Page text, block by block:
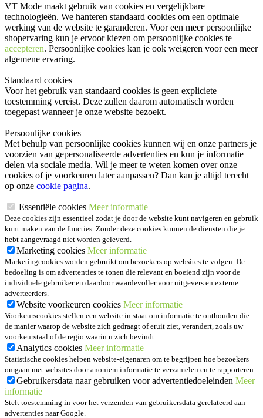
VT Mode maakt gebruik van cookies en vergelijkbare
technologieën. We hanteren standaard cookies om een optimale
werking van de website te garanderen. Voor een meer persoonlijke
shopervaring kun je ervoor kiezen om persoonlijke cookies te
accepteren. Persoonlijke cookies kan je ook weigeren voor een meer
algemene ervaring.
Standaard cookies
Voor het gebruik van standaard cookies is geen expliciete
toestemming vereist. Deze zullen daarom automatisch worden
toegepast wanneer je onze website bezoekt.
Persoonlijke cookies
Met behulp van persoonlijke cookies kunnen wij en onze partners je
voorzien van gepersonaliseerde advertenties en kun je informatie
delen via sociale media. Wil je meer te weten komen over onze
cookies of je voorkeuren later aanpassen? Dan kan je altijd terecht
op onze cookie pagina.
Essentiële cookies Meer informatie
Deze cookies zijn essentieel zodat je door de website kunt navigeren en gebruik
kunt maken van de functies. Zonder deze cookies kunnen de diensten die je
hebt aangevraagd niet worden geleverd.
Marketing cookies Meer informatie
Marketingcookies worden gebruikt om bezoekers op websites te volgen. De
bedoeling is om advertenties te tonen die relevant en boeiend zijn voor de
individuele gebruiker en daardoor waardevoller voor uitgevers en externe
adverteerders.
Website voorkeuren cookies Meer informatie
Voorkeurscookies stellen een website in staat om informatie te onthouden die
de manier waarop de website zich gedraagt of eruit ziet, verandert, zoals uw
voorkeurstaal of de regio waarin u zich bevindt.
Analytics cookies Meer informatie
Statistische cookies helpen website-eigenaren om te begrijpen hoe bezoekers
omgaan met websites door anoniem informatie te verzamelen en te rapporteren.
Gebruikersdata naar gebruiken voor advertentiedoeleinden Meer
informatie
Stelt toestemming in voor het verzenden van gebruikersdata gerelateerd aan
advertenties naar Google.